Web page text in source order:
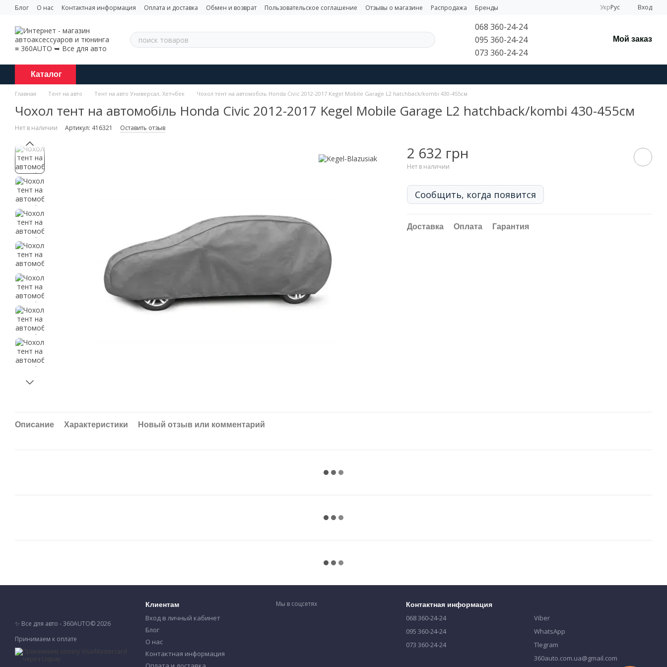
Перейти к основному контенту
Блог О нас Контактная информация Оплата и доставка Обмен и возврат Пользовательское соглашение Отзывы о магазине Распродажа Бренды УкрРус Вход
068 360-24-24
095 360-24-24
073 360-24-24
Мой заказ
Каталог
Главная Тент на авто Тент на авто Универсал, Хетчбек Чохол тент на автомобіль Honda Civic 2012-2017 Kegel Mobile Garage L2 hatchback/kombi 430-455см
Чохол тент на автомобіль Honda Civic 2012-2017 Kegel Mobile Garage L2 hatchback/kombi 430-455см
Нет в наличии Артикул: 416321 Оставить отзыв
2 632 грн
Нет в наличии
Сообщить, когда появится
Доставка Оплата Гарантия
Описание Характеристики Новый отзыв или комментарий
✨ Все для авто - 360AUTO© 2026
Принимаем к оплате
Клиентам
Вход в личный кабинет
Блог
О нас
Контактная информация
Мы в соцсетях Контактная информация
068 360-24-24
095 360-24-24
073 360-24-24
Viber
WhatsApp
Tlegram
360auto.com.ua@gmail.com